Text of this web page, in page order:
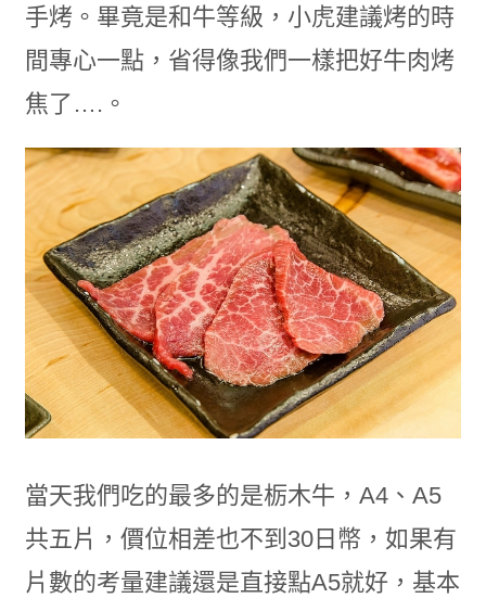
手烤。畢竟是和牛等級，小虎建議烤的時
間專心一點，省得像我們一樣把好牛肉烤
焦了….。
當天我們吃的最多的是栃木牛，A4、A5
共五片，價位相差也不到30日幣，如果有
片數的考量建議還是直接點A5就好，基本